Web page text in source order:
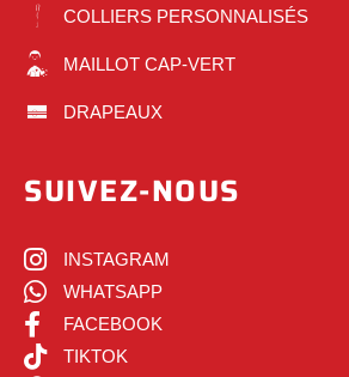
COLLIERS PERSONNALISÉS
MAILLOT CAP-VERT
DRAPEAUX
SUIVEZ-NOUS
INSTAGRAM
WHATSAPP
FACEBOOK
TIKTOK